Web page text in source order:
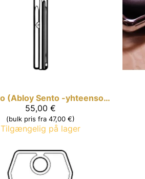
Edge Pro (Abloy Sento -yhteensopiva)
55,00 €
(bulk pris fra 47,00 €)
Tilgængelig på lager